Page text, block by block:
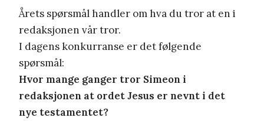
Årets spørsmål handler om hva du tror at en i
redaksjonen vår tror.
I dagens konkurranse er det følgende
spørsmål:
Hvor mange ganger tror Simeon i
redaksjonen at ordet Jesus er nevnt i det
nye testamentet?